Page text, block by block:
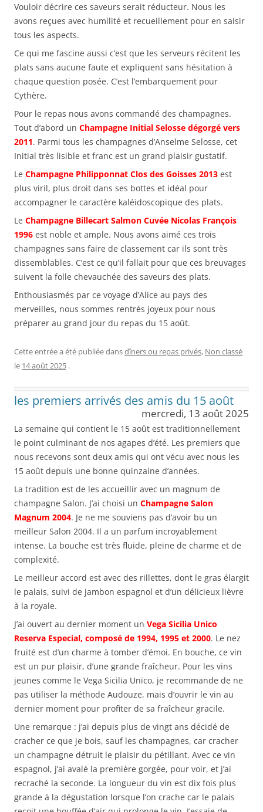
Vouloir décrire ces saveurs serait réducteur. Nous les
avons reçues avec humilité et recueillement pour en saisir
tous les aspects.
Ce qui me fascine aussi c’est que les serveurs récitent les
plats sans aucune faute et expliquent sans hésitation à
chaque question posée. C’est l’embarquement pour
Cythère.
Pour le repas nous avons commandé des champagnes.
Tout d’abord un Champagne Initial Selosse dégorgé vers
2011. Parmi tous les champagnes d’Anselme Selosse, cet
Initial très lisible et franc est un grand plaisir gustatif.
Le Champagne Philipponnat Clos des Goisses 2013 est
plus viril, plus droit dans ses bottes et idéal pour
accompagner le caractère kaléidoscopique des plats.
Le Champagne Billecart Salmon Cuvée Nicolas François
1996 est noble et ample. Nous avons aimé ces trois
champagnes sans faire de classement car ils sont très
dissemblables. C’est ce qu’il fallait pour que ces breuvages
suivent la folle chevauchée des saveurs des plats.
Enthousiasmés par ce voyage d’Alice au pays des
merveilles, nous sommes rentrés joyeux pour nous
préparer au grand jour du repas du 15 août.
Cette entrée a été publiée dansdîners ou repas privés, Non classé
le 14 août 2025 .
les premiers arrivés des amis du 15 août
mercredi, 13 août 2025
La semaine qui contient le 15 août est traditionnellement
le point culminant de nos agapes d’été. Les premiers que
nous recevons sont deux amis qui ont vécu avec nous les
15 août depuis une bonne quinzaine d’années.
La tradition est de les accueillir avec un magnum de
champagne Salon. J’ai choisi un Champagne Salon
Magnum 2004. Je ne me souviens pas d’avoir bu un
meilleur Salon 2004. Il a un parfum incroyablement
intense. La bouche est très fluide, pleine de charme et de
complexité.
Le meilleur accord est avec des rillettes, dont le gras élargit
le palais, suivi de jambon espagnol et d’un délicieux lièvre
à la royale.
J’ai ouvert au dernier moment un Vega Sicilia Unico
Reserva Especial, composé de 1994, 1995 et 2000. Le nez
fruité est d’un charme à tomber d’émoi. En bouche, ce vin
est un pur plaisir, d’une grande fraîcheur. Pour les vins
jeunes comme le Vega Sicilia Unico, je recommande de ne
pas utiliser la méthode Audouze, mais d’ouvrir le vin au
dernier moment pour profiter de sa fraîcheur gracile.
Une remarque : j’ai depuis plus de vingt ans décidé de
cracher ce que je bois, sauf les champagnes, car cracher
un champagne détruit le plaisir du pétillant. Avec ce vin
espagnol, j’ai avalé la première gorgée, pour voir, et j’ai
recraché la seconde. La longueur du vin est dix fois plus
grande à la dégustation lorsque l’on crache car le palais